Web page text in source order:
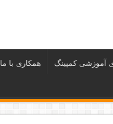
آموزشی کمپینگ همکاری با ما